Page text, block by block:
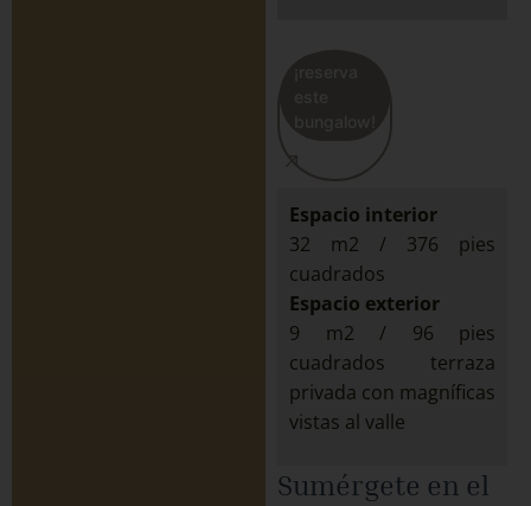
Espacio interior
32 m2 / 376 pies
cuadrados
Espacio exterior
9 m2 / 96 pies
cuadrados terraza
privada con magníficas
vistas al valle
Sumérgete en el